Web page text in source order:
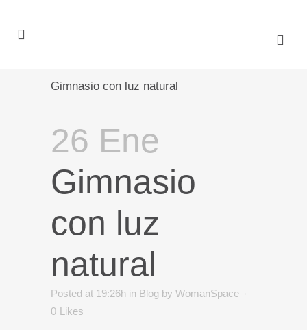
Gimnasio con luz natural
26 Ene
Gimnasio
con luz
natural
Posted at 19:26h in Blog by WomanSpace
0 Likes